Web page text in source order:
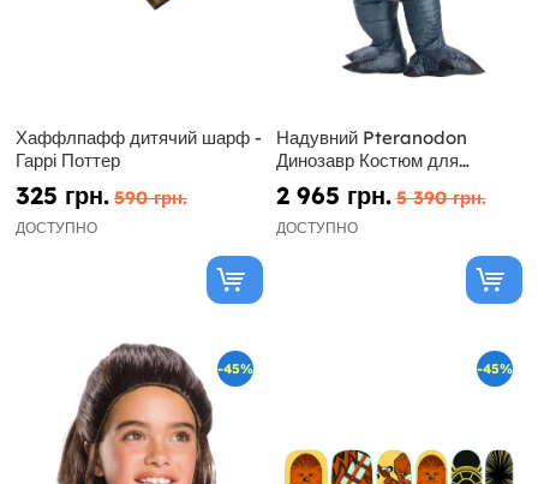
Хаффлпафф дитячий шарф -
Гаррі Поттер
325 грн. 590 грн.
ДОСТУПНО
Надувний Pteranodon
Динозавр Костюм для
дорослих - Юрський Світ
2 965 грн. 5 390 грн.
ДОСТУПНО
-45% -45%